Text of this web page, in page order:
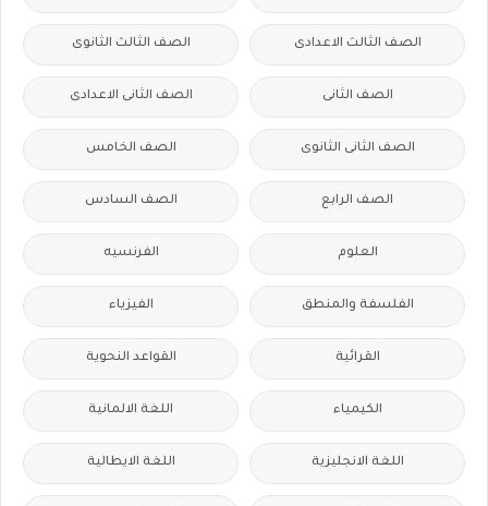
الصف الثالث الاعدادى الصف الثالث الثانوى
الصف الثانى الصف الثانى الاعدادى
الصف الثانى الثانوى الصف الخامس
الصف الرابع الصف السادس
العلوم الفرنسيه
الفلسفة والمنطق الفيزياء
القرائية القواعد النحوية
الكيمياء اللغة الالمانية
اللغة الانجليزية اللغة الايطالية